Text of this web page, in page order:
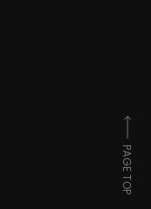
PAGE TOP